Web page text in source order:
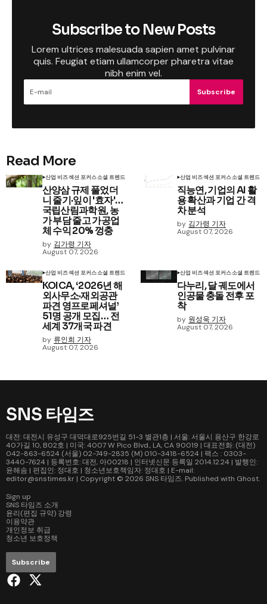
Subscribe to New Posts
Lorem ultrices malesuada sapien amet pulvinar
quis. Feugiat etiam ullamcorper pharetra vitae
nibh enim vel.
Subscribe
Read More
산업 비즈섹션 포커스소셜 트렌드
산양삼 규제 풀었더
니 줄기·잎이 '효자'…
국립산림과학원, 농
가 부담 줄고 가공업
체 수익 20% 껑충
by 김가령 기자
August 07, 2026
산업 비즈섹션 포커스소셜 트렌드
직능연, 기업의 AI 활
용 확산과 기업 간 격
차 분석
by 김가령 기자
August 07, 2026
산업 비즈섹션 포커스소셜 트렌드
KOICA, ‘2026년 해
외사무소·재외공관
파견 영프로페셔널’
51명 공개 모집… 전
세계 37개국 파견
by 류인희 기자
August 07, 2026
산업 비즈섹션 포커스소셜 트렌드
다누리, 달 궤도에서
인공물 충돌 전후 포
착
by 원성욱 기자
August 07, 2026
SNS 타임즈
대전: 대전시 유성구 대덕대로925번길 51-3 별관1층 | 서울: 서울시 용산구 한강로
40가길 10, B02호 | 미국: 4007 W Pico Blvd., LA, CA 90019 | 대표전화: (대전)
042-863-6524 (서울) 02-749-2835 (M) 010-3418-6524 | 팩스 : 0303-
3440-7624 | 등록번호: 대전, 아00218 | 인터넷신문 등록일 2014.12.24 | 발행인:
윤해솜 | 편집인: 정대호 | 청소년보호책임자: 정대호 | E-mail:
editor@snstimes.kr | Copyright © 2026 SNS 타임즈. Published with Ghost.
Sign up
SNS 타임즈 소개
윤리(편집 규약) 강령
이용약관
개인정보 취급
청소년 보호정책
Subscribe